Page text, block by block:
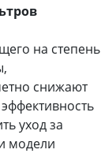
на степень
снижают
уход за
модели